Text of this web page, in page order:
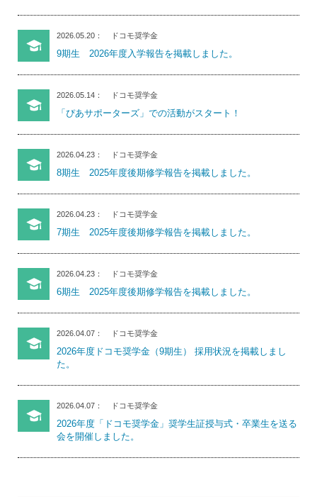
2026.05.20 ドコモ奨学金
9期生 2026年度入学報告を掲載しました。
2026.05.14 ドコモ奨学金
「ぴあサポーターズ」での活動がスタート！
2026.04.23 ドコモ奨学金
8期生 2025年度後期修学報告を掲載しました。
2026.04.23 ドコモ奨学金
7期生 2025年度後期修学報告を掲載しました。
2026.04.23 ドコモ奨学金
6期生 2025年度後期修学報告を掲載しました。
2026.04.07 ドコモ奨学金
2026年度ドコモ奨学金（9期生） 採用状況を掲載しまし
た。
2026.04.07 ドコモ奨学金
2026年度「ドコモ奨学金」奨学生証授与式・卒業生を送る
会を開催しました。